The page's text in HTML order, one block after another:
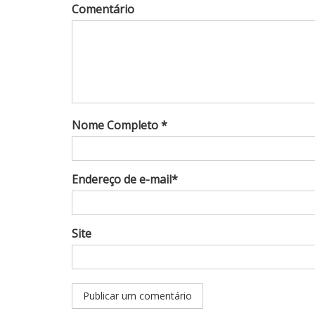
Comentário
Nome Completo *
Endereço de e-mail*
Site